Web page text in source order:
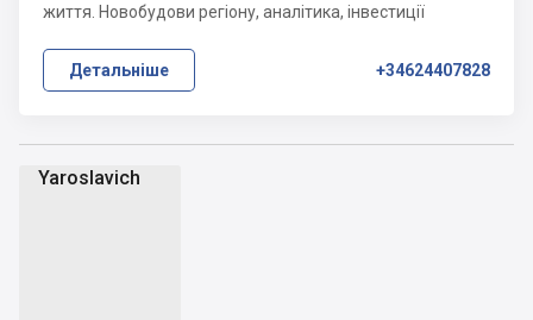
Yaroslavich
життя. Новобудови регіону, аналітика, інвестиції
Детальніше +34624407828